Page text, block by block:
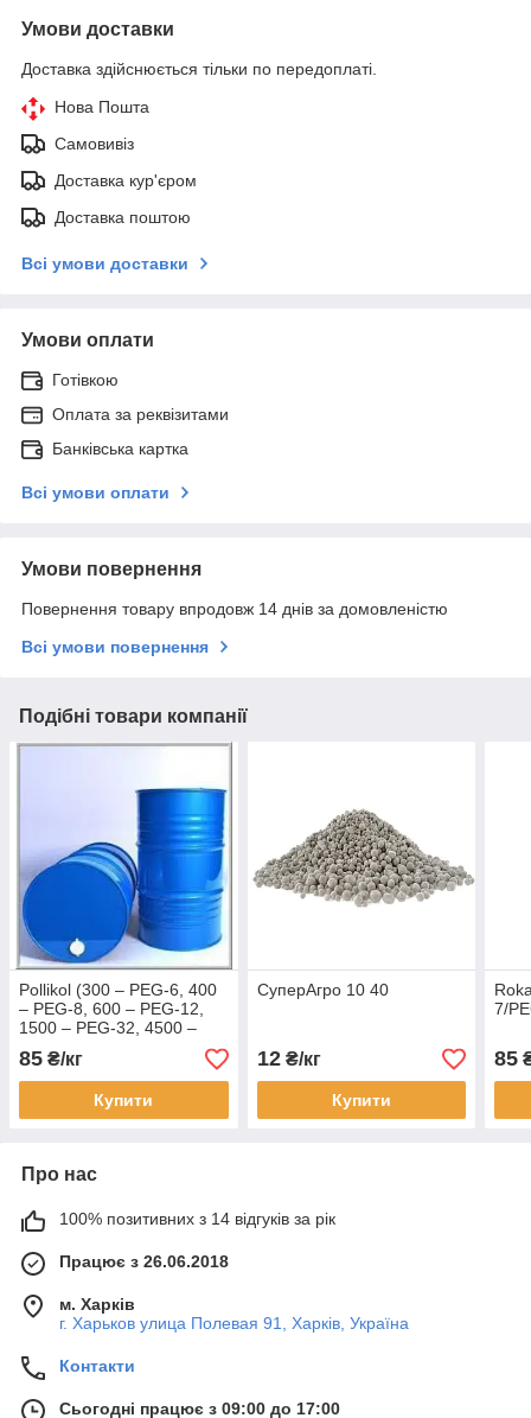
Умови доставки
Доставка здійснюється тільки по передоплаті.
Нова Пошта
Самовивіз
Доставка кур'єром
Доставка поштою
Всі умови доставки
Умови оплати
Готівкою
Оплата за реквізитами
Банківська картка
Всі умови оплати
Умови повернення
Повернення товару впродовж 14 днів за домовленістю
Всі умови повернення
Подібні товари компанії
Pollikol (300 – PEG-6, 400
– PEG-8, 600 – PEG-12,
1500 – PEG-32, 4500 –
PEG-100, 4500 flakes –
PEG-100)
85 ₴/кг
Купити
СуперАгро 10 40
12₴/кг
Купити
7/
85
Про нас
100% позитивних з 14 відгуків за рік
Працює з 26.06.2018
м. Харків
г. Харьков улица Полевая 91, Харків, Україна
Контакти
Сьогодні працює з 09:00 до 17:00